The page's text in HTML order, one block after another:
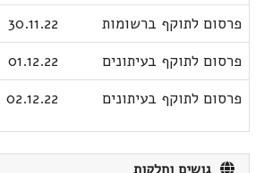
פרסום לתוקף ברשומות
30.11.22
פרסום לתוקף בעיתונים
01.12.22
פרסום לתוקף בעיתונים
02.12.22